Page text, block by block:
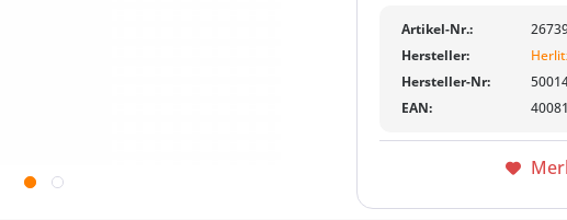
Artikel-Nr.:
Hersteller:
Hersteller-Nr:
EAN: